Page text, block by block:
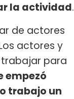
la actividad.
de actores
actores y
para
empezó
trabajo un